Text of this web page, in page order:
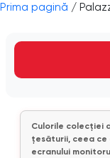
Prima pagină /
Culorile colecției
țesăturii, ceea ce
ecranului